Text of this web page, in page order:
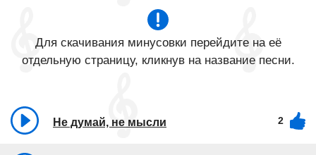
Для скачивания минусовки перейдите на её
отдельную страницу, кликнув на название песни.
Не думай, не мысли 2